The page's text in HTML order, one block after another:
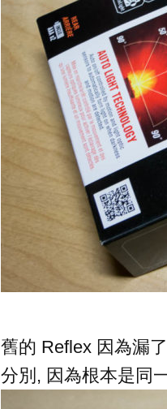
舊的 Reflex 因為漏
分別, 因為根本是同